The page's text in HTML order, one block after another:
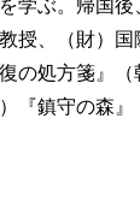
学ぶ。帰国
授、（財）
の処方箋』
『鎮守の森